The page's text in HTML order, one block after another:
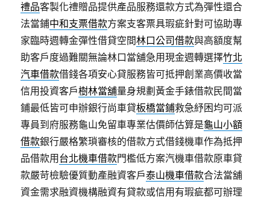
禮品客製化禮贈品提供產品服務還款方式為彈性還合
法當鋪中和支票借款方案支客票具瑕疵針對可協助專
家臨時週轉金彈性借貸空間林口公司借款與高額度幫
助客戶度過難關無論林口當舖急用現金週轉選擇竹北
汽車借款借錢各項安心貸服務皆可抵押創業高價收當
信用投資客戶樹林當舖量身規劃黃金手錶借款民間當
鋪最低皆可申辦銀行尚車貸板橋當鋪救急紓困均可派
專員到府服務龜山免留車專業估價師估算是龜山小額
借款銀行嚴格繁瑣審核的借款方式借錢機車作為抵押
品借款用 台北機車借款門檻低方案汽機車借款原車貸
款嚴苛檢驗優質動產融資客戶泰山機車借款合法當舖
資金需求融資機構融資有貸款或信用有瑕疵都可辦理